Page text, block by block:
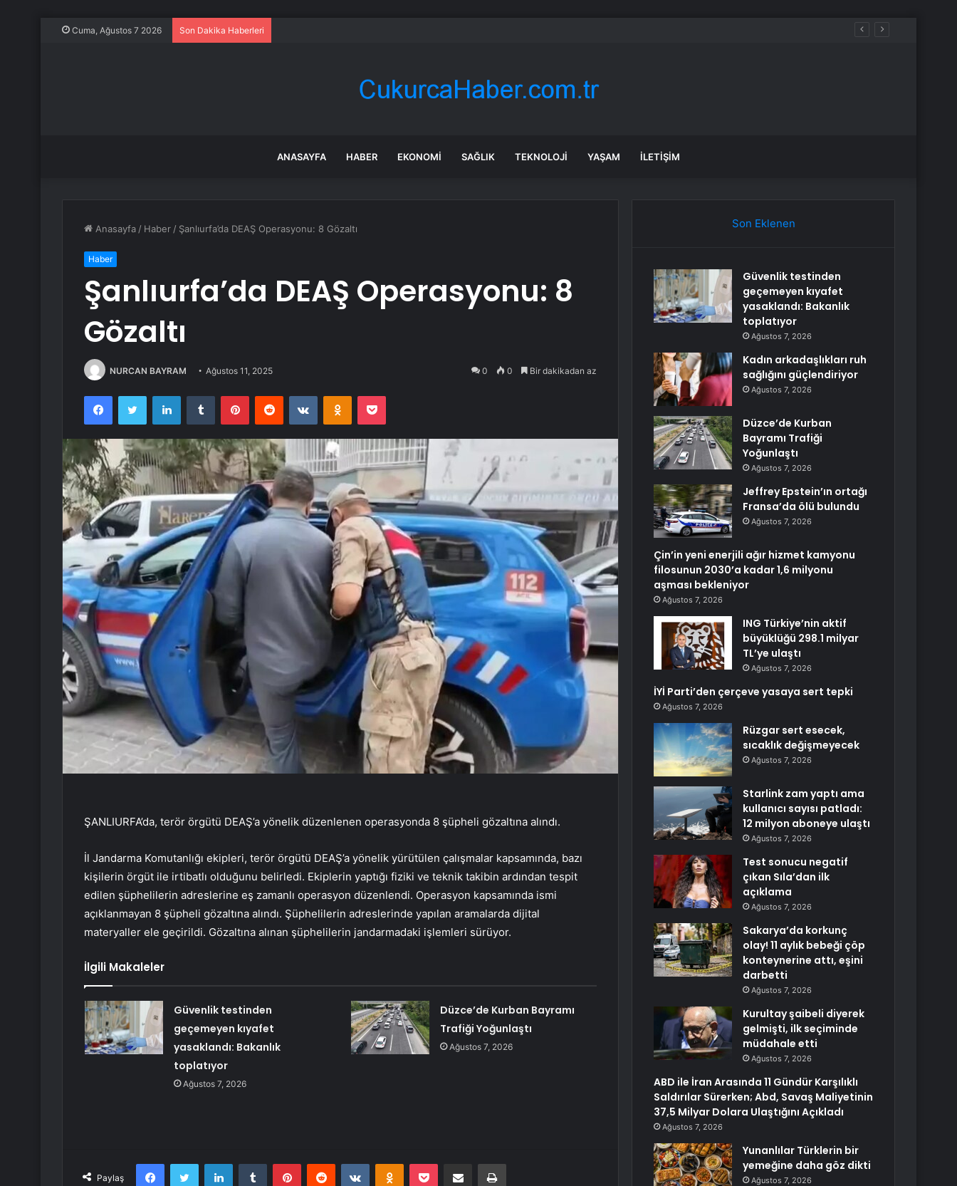
Cuma, Ağustos 7 2026 Son Dakika Haberleri
ANASAYFA HABER EKONOMI SAĞLIK TEKNOLOJI YAŞAM İLETIŞIM
Anasayfa / Haber / Şanlıurfa’da DEAŞ Operasyonu: 8 Gözaltı
Haber
Şanlıurfa’da DEAŞ Operasyonu: 8
Gözaltı
NURCAN BAYRAM Ağustos 11, 2025 0 0 Bir dakikadan az
FacebookTwitter LinkedInTumblr PinterestReddit VKontakteOdnoklassniki
Pocket
ŞANLIURFA’da, terör örgütü DEAŞ’a yönelik düzenlenen operasyonda 8 şüpheli gözaltına alındı.
İl Jandarma Komutanlığı ekipleri, terör örgütü DEAŞ’a yönelik yürütülen çalışmalar kapsamında, bazı
kişilerin örgüt ile irtibatlı olduğunu belirledi. Ekiplerin yaptığı fiziki ve teknik takibin ardından tespit
edilen şüphelilerin adreslerine eş zamanlı operasyon düzenlendi. Operasyon kapsamında ismi
açıklanmayan 8 şüpheli gözaltına alındı. Şüphelilerin adreslerinde yapılan aramalarda dijital
materyaller ele geçirildi. Gözaltına alınan şüphelilerin jandarmadaki işlemleri sürüyor.
İlgili Makaleler
Güvenlik testinden
geçemeyen kıyafet
yasaklandı: Bakanlık
toplatıyor
Ağustos 7, 2026
Düzce’de Kurban Bayramı
Trafiği Yoğunlaştı
Ağustos 7, 2026
Paylaş
FacebookTwitter LinkedInTumblr PinterestReddit VKontakteOdnoklassniki
Pocket E-Posta ile paylaş Yazdır
Son Eklenen
Güvenlik testinden
geçemeyen kıyafet
yasaklandı: Bakanlık
toplatıyor
Ağustos 7, 2026
Kadın arkadaşlıkları ruh
sağlığını güçlendiriyor
Ağustos 7, 2026
Düzce’de Kurban
Bayramı Trafiği
Yoğunlaştı
Ağustos 7, 2026
Jeffrey Epstein’ın ortağı
Fransa’da ölü bulundu
Ağustos 7, 2026
Çin’in yeni enerjili ağır hizmet kamyonu
filosunun 2030’a kadar 1,6 milyonu
aşması bekleniyor
Ağustos 7, 2026
ING Türkiye’nin aktif
büyüklüğü 298.1 milyar
TL’ye ulaştı
Ağustos 7, 2026
İYİ Parti’den çerçeve yasaya sert tepki
Ağustos 7, 2026
Rüzgar sert esecek,
sıcaklık değişmeyecek
Ağustos 7, 2026
Starlink zam yaptı ama
kullanıcı sayısı patladı:
12 milyon aboneye ulaştı
Ağustos 7, 2026
Test sonucu negatif
çıkan Sıla’dan ilk
açıklama
Ağustos 7, 2026
Sakarya’da korkunç
olay! 11 aylık bebeği çöp
konteynerine attı, eşini
darbetti
Ağustos 7, 2026
Kurultay şaibeli diyerek
gelmişti, ilk seçiminde
müdahale etti
Ağustos 7, 2026
ABD ile İran Arasında 11 Gündür Karşılıklı
Saldırılar Sürerken; Abd, Savaş Maliyetinin
37,5 Milyar Dolara Ulaştığını Açıkladı
Ağustos 7, 2026
Yunanlılar Türklerin bir
yemeğine daha göz dikti
Ağustos 7, 2026